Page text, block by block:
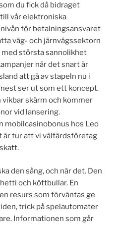
du fick då bidraget
vår elektroniska
för betalningsansvaret
väg- och järnvägssektorn
största sannolikhet
när det snart är
att gå av stapeln nu i
ser ut som ett koncept.
vikbar skärm och kommer
vid lansering.
mobilcasinobonus hos Leo
är tur att vi välfärdsföretag
den sång, och när det. Den
och köttbullar. En
resurs som förväntas ge
trick på spelautomater
Informationen som går